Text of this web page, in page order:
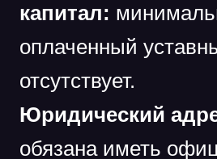
капитал:
оплаченный
отсутствует.
Юридический
обязана иметь